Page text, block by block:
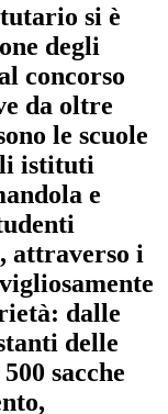
si è
degli
concorso
da oltre
le scuole
istituti
e
attraverso i
dalle
delle
sacche